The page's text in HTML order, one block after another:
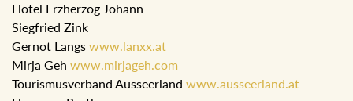
Hotel Erzherzog Johann
Siegfried Zink
Gernot Langs www.lanxx.at
Mirja Geh www.mirjageh.com
Tourismusverband Ausseerland www.ausseerland.at